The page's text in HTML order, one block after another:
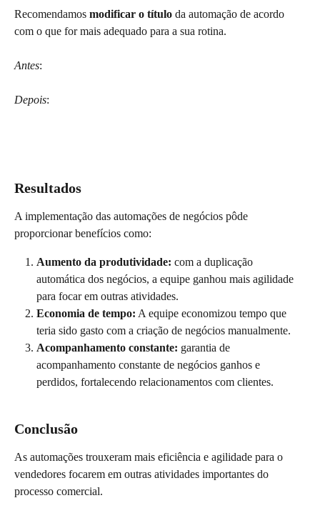
Recomendamos modificar o título da automação de acordo
com o que for mais adequado para a sua rotina.
Antes:
Depois:
Resultados
A implementação das automações de negócios pôde
proporcionar benefícios como:
Aumento da produtividade: com a duplicação
automática dos negócios, a equipe ganhou mais agilidade
para focar em outras atividades.
Economia de tempo: A equipe economizou tempo que
teria sido gasto com a criação de negócios manualmente.
Acompanhamento constante: garantia de
acompanhamento constante de negócios ganhos e
perdidos, fortalecendo relacionamentos com clientes.
Conclusão
As automações trouxeram mais eficiência e agilidade para o
vendedores focarem em outras atividades importantes do
processo comercial.